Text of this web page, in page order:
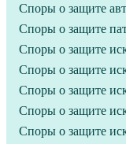
Споры о защите
Споры о защите
Споры о защите
Споры о защите
Споры о защите
Споры о защите
Споры о защите